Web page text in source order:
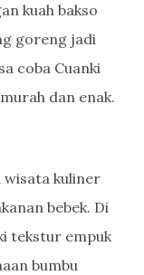
kuah bakso
goreng jadi
coba Cuanki
dan enak.
wisata kuliner
bebek. Di
tekstur empuk
bumbu